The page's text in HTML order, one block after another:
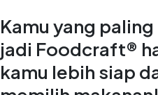
Kamu yang
jadi Foodcraft®
kamu lebih siap